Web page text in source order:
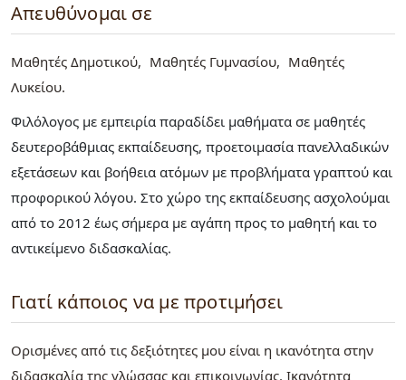
Απευθύνομαι σε
Μαθητές Δημοτικού Μαθητές Γυμνασίου
Μαθητές
Λυκείου
Φιλόλογος με εμπειρία παραδίδει μαθήματα σε μαθητές
δευτεροβάθμιας εκπαίδευσης, προετοιμασία πανελλαδικών
εξετάσεων και βοήθεια ατόμων με προβλήματα γραπτού και
προφορικού λόγου. Στο χώρο της εκπαίδευσης ασχολούμαι
από το 2012 έως σήμερα με αγάπη προς το μαθητή και το
αντικείμενο διδασκαλίας.
Γιατί κάποιος να με προτιμήσει
Ορισμένες από τις δεξιότητες μου είναι η ικανότητα στην
διδασκαλία της γλώσσας και επικοινωνίας. Ικανότητα